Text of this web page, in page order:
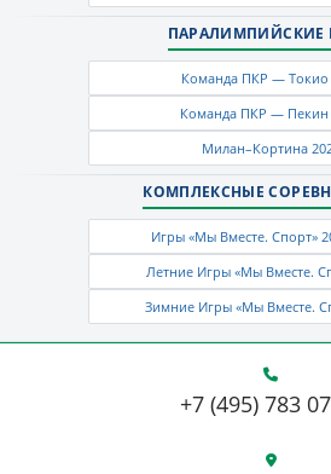
ПАРАЛИМПИЙСКИЕ
Команда ПКР — Токио
Команда ПКР — Пекин
Милан–Кортина
КОМПЛЕКСНЫЕ
Игры «Мы Вместе. Спорт»
Летние Игры «Мы Вместе.
Зимние Игры «Мы Вместе.
+7 (495) 783